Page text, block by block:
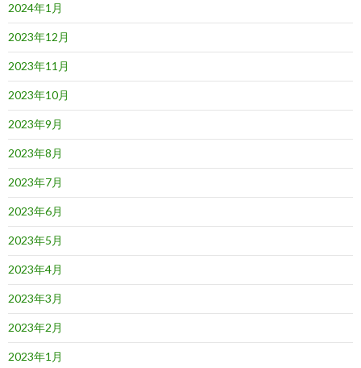
2024年1月
2023年12月
2023年11月
2023年10月
2023年9月
2023年8月
2023年7月
2023年6月
2023年5月
2023年4月
2023年3月
2023年2月
2023年1月